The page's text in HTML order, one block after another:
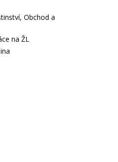
Obchod a
na ŽL